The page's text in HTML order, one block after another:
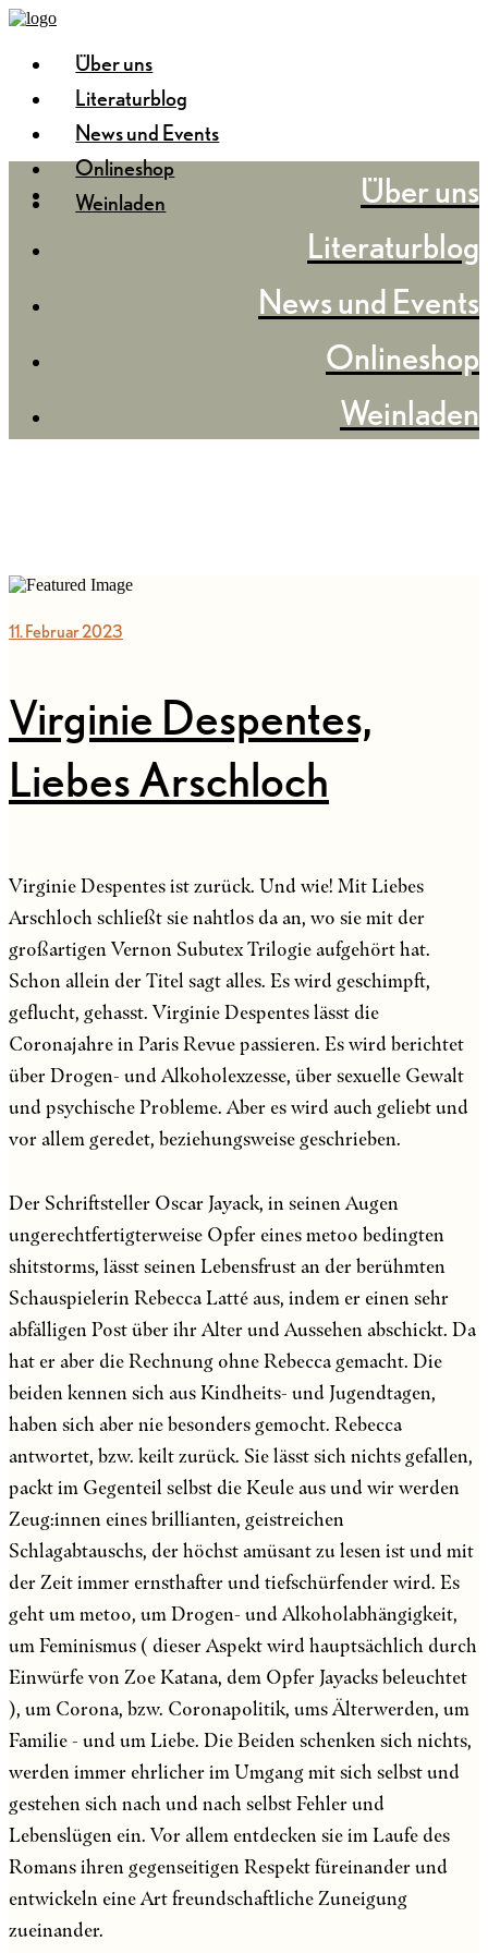
Über uns
Literaturblog
News und Events
Onlineshop
Weinladen
Über uns
Literaturblog
News und Events
Onlineshop
Weinladen
11. Februar 2023
Virginie Despentes,
Liebes Arschloch
Virginie Despentes ist zurück. Und wie! Mit Liebes
Arschloch schließt sie nahtlos da an, wo sie mit der
großartigen Vernon Subutex Trilogie aufgehört hat.
Schon allein der Titel sagt alles. Es wird geschimpft,
geflucht, gehasst. Virginie Despentes lässt die
Coronajahre in Paris Revue passieren. Es wird berichtet
über Drogen- und Alkoholexzesse, über sexuelle Gewalt
und psychische Probleme. Aber es wird auch geliebt und
vor allem geredet, beziehungsweise geschrieben.
Der Schriftsteller Oscar Jayack, in seinen Augen
ungerechtfertigterweise Opfer eines metoo bedingten
shitstorms, lässt seinen Lebensfrust an der berühmten
Schauspielerin Rebecca Latté aus, indem er einen sehr
abfälligen Post über ihr Alter und Aussehen abschickt. Da
hat er aber die Rechnung ohne Rebecca gemacht. Die
beiden kennen sich aus Kindheits- und Jugendtagen,
haben sich aber nie besonders gemocht. Rebecca
antwortet, bzw. keilt zurück. Sie lässt sich nichts gefallen,
packt im Gegenteil selbst die Keule aus und wir werden
Zeug:innen eines brillianten, geistreichen
Schlagabtauschs, der höchst amüsant zu lesen ist und mit
der Zeit immer ernsthafter und tiefschürfender wird. Es
geht um metoo, um Drogen- und Alkoholabhängigkeit,
um Feminismus ( dieser Aspekt wird hauptsächlich durch
Einwürfe von Zoe Katana, dem Opfer Jayacks beleuchtet
), um Corona, bzw. Coronapolitik, ums Älterwerden, um
Familie - und um Liebe. Die Beiden schenken sich nichts,
werden immer ehrlicher im Umgang mit sich selbst und
gestehen sich nach und nach selbst Fehler und
Lebenslügen ein. Vor allem entdecken sie im Laufe des
Romans ihren gegenseitigen Respekt füreinander und
entwickeln eine Art freundschaftliche Zuneigung
zueinander.